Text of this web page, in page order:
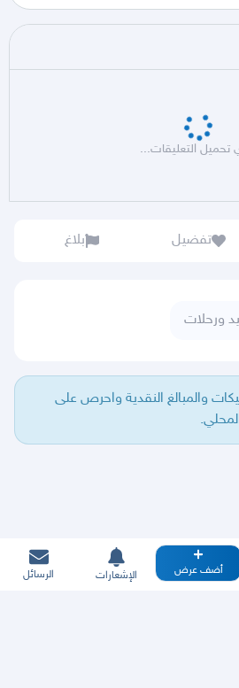
تحميل التعليقات...
تفضيل بلاغ
ورحلات
والمبالغ النقدية واحرص على
أضف عرض الإشعارات الرسائل